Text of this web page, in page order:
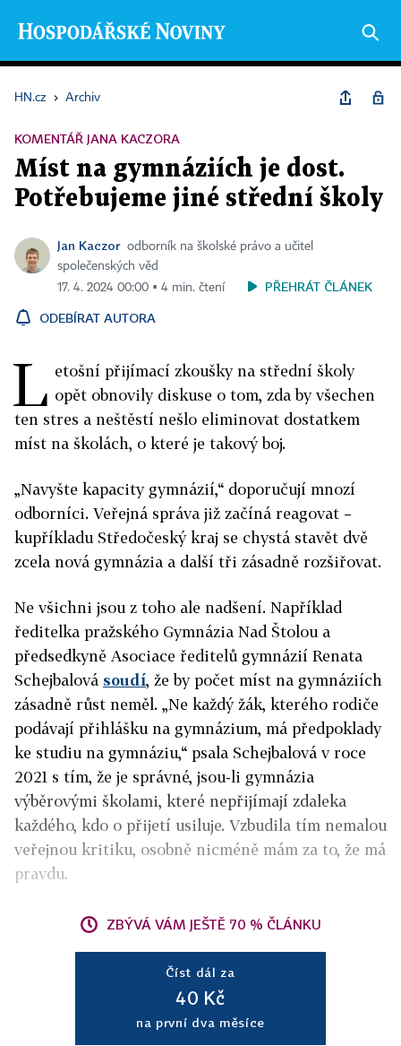
HN.cz › Archiv
KOMENTÁŘ JANA KACZORA
Míst na gymnáziích je dost.
Potřebujeme jiné střední školy
Jan Kaczor odborník na školské právo a učitel
společenských věd
17. 4. 2024 00:00 ▪ 4 min. čtení
PŘEHRÁT ČLÁNEK
ODEBÍRAT AUTORA
L etošní přijímací zkoušky na střední školy
opět obnovily diskuse o tom, zda by všechen
ten stres a neštěstí nešlo eliminovat dostatkem
míst na školách, o které je takový boj.
„Navyšte kapacity gymnázií,“ doporučují mnozí
odborníci. Veřejná správa již začíná reagovat –
kupříkladu Středočeský kraj se chystá stavět dvě
zcela nová gymnázia a další tři zásadně rozšiřovat.
Ne všichni jsou z toho ale nadšení. Například
ředitelka pražského Gymnázia Nad Štolou a
předsedkyně Asociace ředitelů gymnázií Renata
Schejbalová soudí, že by počet míst na gymnáziích
zásadně růst neměl. „Ne každý žák, kterého rodiče
podávají přihlášku na gymnázium, má předpoklady
ke studiu na gymnáziu,“ psala Schejbalová v roce
2021 s tím, že je správné, jsou-li gymnázia
výběrovými školami, které nepřijímají zdaleka
každého, kdo o přijetí usiluje. Vzbudila tím nemalou
veřejnou kritiku, osobně nicméně mám za to, že má
pravdu.
ZBÝVÁ VÁM JEŠTĚ 70 % ČLÁNKU
Číst dál za
40 Kč
na první dva měsíce